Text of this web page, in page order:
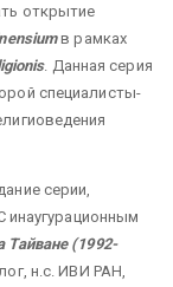
открытие
в рамках
. Данная серия
специалисты-
серии,
инаугурационным
Тайване (1992-
н.с. ИВИ РАН,